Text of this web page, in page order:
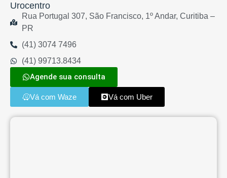
Urocentro
Rua Portugal 307, São Francisco, 1º Andar, Curitiba –
PR
(41) 3074 7496
(41) 99713.8434
Agende sua consulta
Vá com Waze Vá com Uber